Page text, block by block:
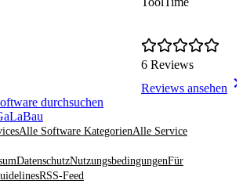
6 Reviews
Reviews ansehen
durchsuchen
Alle Software KategorienAlle Service
DatenschutzNutzungsbedingungenFür
RSS-Feed